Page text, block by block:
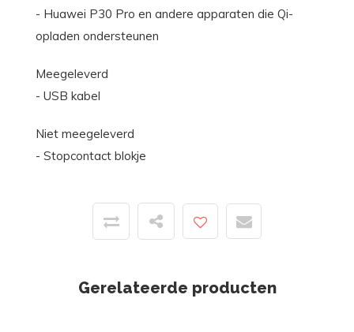
- Huawei P30 Pro en andere apparaten die Qi-
opladen ondersteunen
Meegeleverd
- USB kabel
Niet meegeleverd
- Stopcontact blokje
Gerelateerde producten